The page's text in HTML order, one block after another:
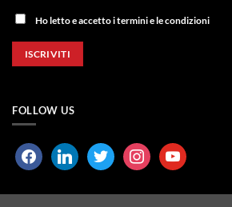
Ho letto e accetto i termini e le condizioni
FOLLOW US
facebooklinkedin twitter instagramyoutube